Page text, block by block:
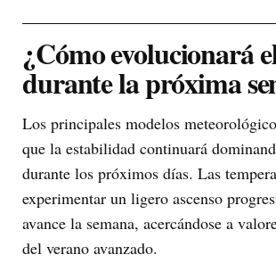
¿Cómo evolucionará
durante la próxima
Los principales modelos
que la estabilidad continuará
durante los próximos días. Las
experimentar un ligero ascenso
avance la semana, acercándose a
del verano avanzado.